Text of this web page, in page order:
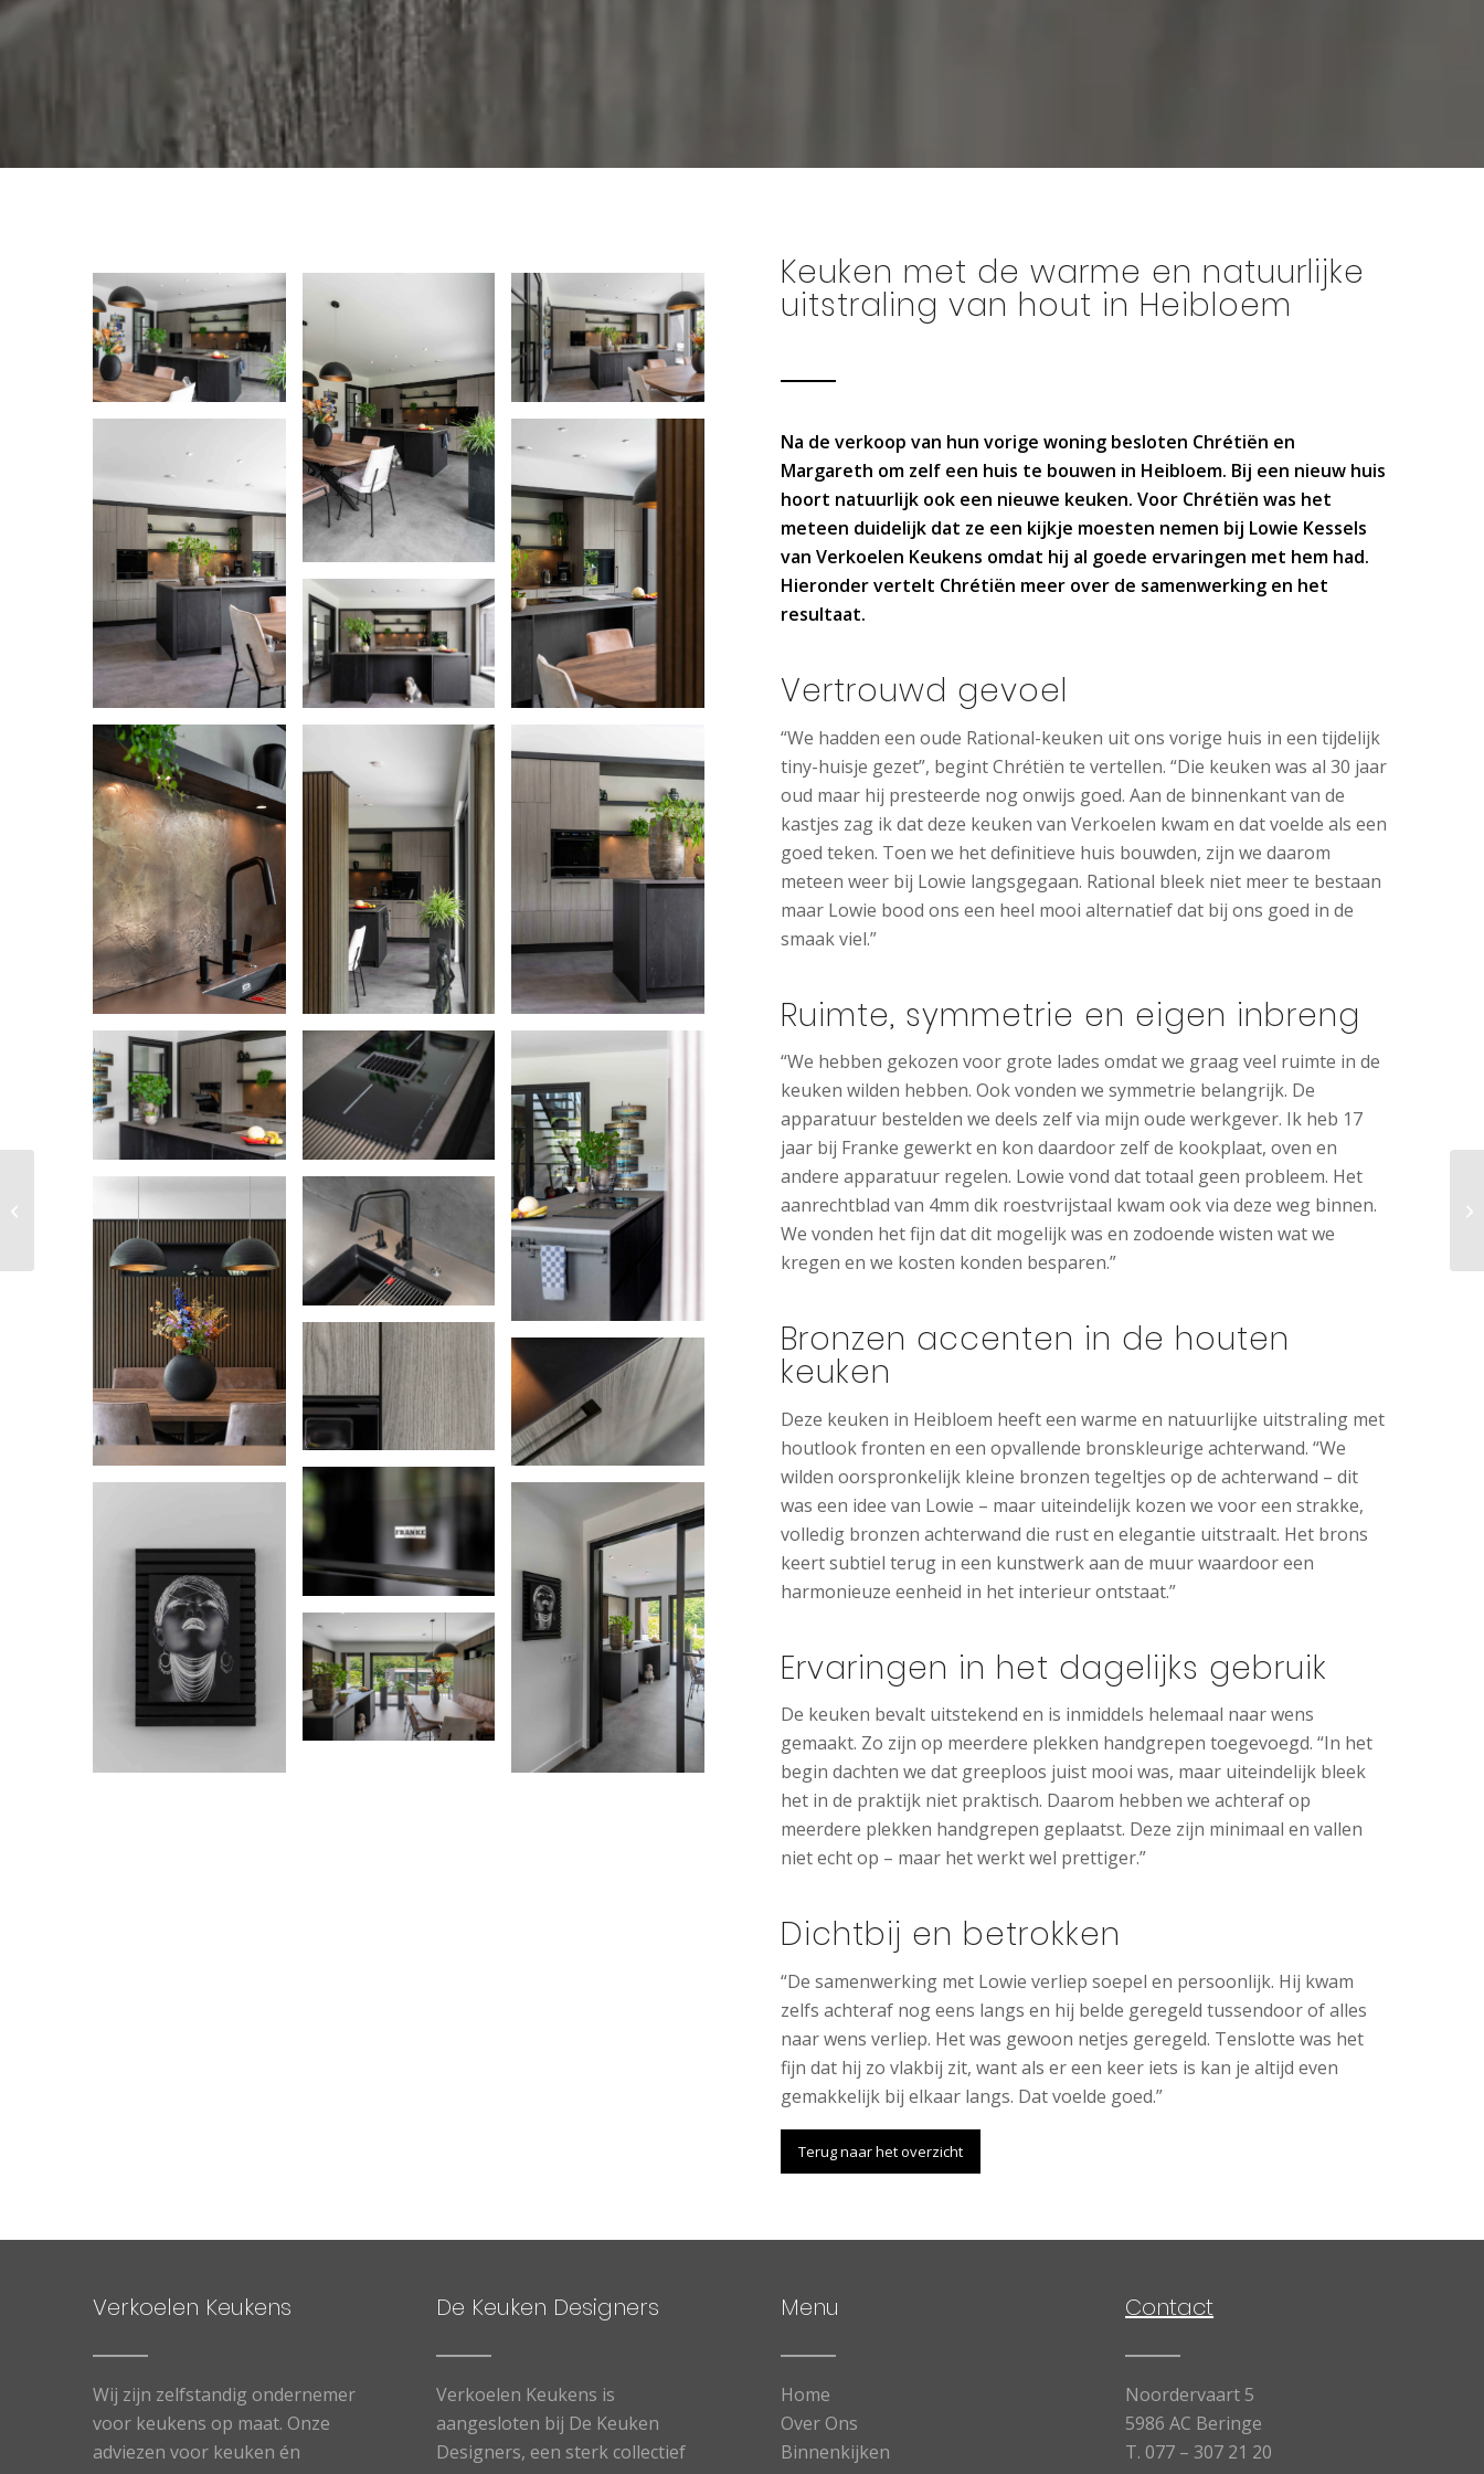
Keuken met de warme en natuurlijke
uitstraling van hout in Heibloem
Na de verkoop van hun vorige woning besloten Chrétiën en
Margareth om zelf een huis te bouwen in Heibloem. Bij een nieuw huis
hoort natuurlijk ook een nieuwe keuken. Voor Chrétiën was het
meteen duidelijk dat ze een kijkje moesten nemen bij Lowie Kessels
van Verkoelen Keukens omdat hij al goede ervaringen met hem had.
Hieronder vertelt Chrétiën meer over de samenwerking en het
resultaat.
Vertrouwd gevoel
“We hadden een oude Rational-keuken uit ons vorige huis in een tijdelijk
tiny-huisje gezet”, begint Chrétiën te vertellen. “Die keuken was al 30 jaar
oud maar hij presteerde nog onwijs goed. Aan de binnenkant van de
kastjes zag ik dat deze keuken van Verkoelen kwam en dat voelde als een
goed teken. Toen we het definitieve huis bouwden, zijn we daarom
meteen weer bij Lowie langsgegaan. Rational bleek niet meer te bestaan
maar Lowie bood ons een heel mooi alternatief dat bij ons goed in de
smaak viel.”
Ruimte, symmetrie en eigen inbreng
“We hebben gekozen voor grote lades omdat we graag veel ruimte in de
keuken wilden hebben. Ook vonden we symmetrie belangrijk. De
apparatuur bestelden we deels zelf via mijn oude werkgever. Ik heb 17
jaar bij Franke gewerkt en kon daardoor zelf de kookplaat, oven en
andere apparatuur regelen. Lowie vond dat totaal geen probleem. Het
aanrechtblad van 4mm dik roestvrijstaal kwam ook via deze weg binnen.
We vonden het fijn dat dit mogelijk was en zodoende wisten wat we
kregen en we kosten konden besparen.”
Bronzen accenten in de houten
keuken
Deze keuken in Heibloem heeft een warme en natuurlijke uitstraling met
houtlook fronten en een opvallende bronskleurige achterwand. “We
wilden oorspronkelijk kleine bronzen tegeltjes op de achterwand – dit
was een idee van Lowie – maar uiteindelijk kozen we voor een strakke,
volledig bronzen achterwand die rust en elegantie uitstraalt. Het brons
keert subtiel terug in een kunstwerk aan de muur waardoor een
harmonieuze eenheid in het interieur ontstaat.”
Ervaringen in het dagelijks gebruik
De keuken bevalt uitstekend en is inmiddels helemaal naar wens
gemaakt. Zo zijn op meerdere plekken handgrepen toegevoegd. “In het
begin dachten we dat greeploos juist mooi was, maar uiteindelijk bleek
het in de praktijk niet praktisch. Daarom hebben we achteraf op
meerdere plekken handgrepen geplaatst. Deze zijn minimaal en vallen
niet echt op – maar het werkt wel prettiger.”
Dichtbij en betrokken
“De samenwerking met Lowie verliep soepel en persoonlijk. Hij kwam
zelfs achteraf nog eens langs en hij belde geregeld tussendoor of alles
naar wens verliep. Het was gewoon netjes geregeld. Tenslotte was het
fijn dat hij zo vlakbij zit, want als er een keer iets is kan je altijd even
gemakkelijk bij elkaar langs. Dat voelde goed.”
Terug naar het overzicht
Verkoelen Keukens
Wij zijn zelfstandig ondernemer
voor keukens op maat. Onze
adviezen voor keuken én
De Keuken Designers
Verkoelen Keukens is
aangesloten bij De Keuken
Designers, een sterk collectief
Menu
Home
Over Ons
Binnenkijken
Contact
Noordervaart 5
5986 AC Beringe
T. 077 – 307 21 20